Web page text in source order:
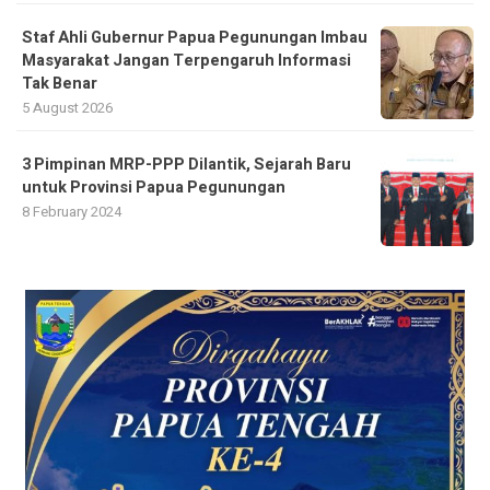
Staf Ahli Gubernur Papua Pegunungan Imbau
Masyarakat Jangan Terpengaruh Informasi
Tak Benar
5 August 2026
3 Pimpinan MRP-PPP Dilantik, Sejarah Baru
untuk Provinsi Papua Pegunungan
8 February 2024